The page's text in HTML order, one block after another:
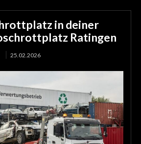
in deiner
Ratingen
25.02.2026